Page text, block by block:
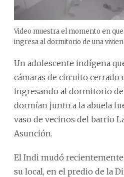
Video muestra el momento en
ingresa al dormitorio de una
Un adolescente indígena
cámaras de circuito cerrado
ingresando al dormitorio
dormían junto a la abuela
vaso de vecinos del barrio
Asunción.
El Indi mudó
su local, en el predio de la